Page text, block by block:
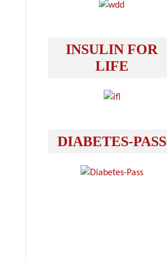
INSULIN FOR
LIFE
DIABETES-PASS